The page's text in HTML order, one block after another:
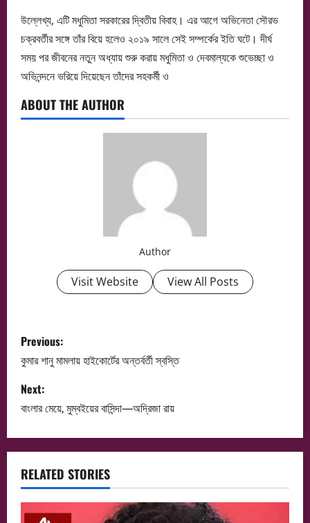
উল্লেখ্য, এটি মধুমিতা সরকারের দ্বিতীয় বিবাহ। এর আগে অভিনেতা সৌরভ
চক্রবর্তীর সঙ্গে তাঁর বিয়ে হলেও ২০১৯ সালে সেই সম্পর্কের ইতি ঘটে। দীর্ঘ
সময় পর জীবনের নতুন অধ্যায় শুরু করায় মধুমিতা ও দেবমাল্যকে শুভেচ্ছা ও
অভিনন্দনে ভরিয়ে দিয়েছেন তাঁদের সহকর্মী ও
ABOUT THE AUTHOR
Author
Visit Website View All Posts
P
o
s
t
n
a
v
Previous:
কুমার শানু মামলায় হাইকোর্টের অন্তর্বর্তী স্বস্তি
Next:
বাংলার মেয়ে, মুম্বইয়ের বাসিন্দা—অদ্রিজা রায়
RELATED STORIES